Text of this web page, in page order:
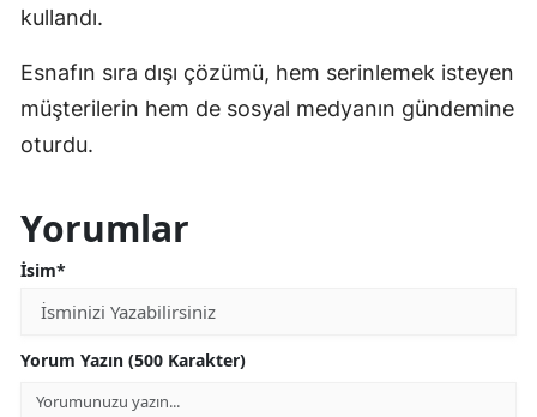
kullandı.
Esnafın sıra dışı çözümü, hem serinlemek isteyen
müşterilerin hem de sosyal medyanın gündemine
oturdu.
Yorumlar
İsim*
Yorum Yazın (500 Karakter)